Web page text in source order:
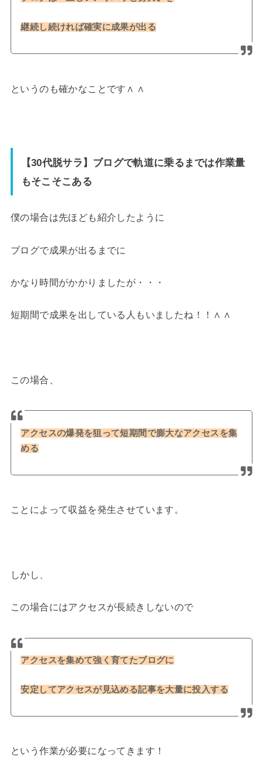
継続し続ければ確実に成果が出る
というのも確かなことです∧ ∧
【30代脱サラ】ブログで軌道に乗るまでは作業量
もそこそこある
僕の場合は先ほども紹介したように
ブログで成果が出るまでに
かなり時間がかかりましたが・・・
短期間で成果を出している人もいましたね！！∧ ∧
この場合、
アクセスの爆発を狙って短期間で膨大なアクセスを集
める
ことによって収益を発生させています。
しかし、
この場合にはアクセスが長続きしないので
アクセスを集めて強く育てたブログに
安定してアクセスが見込める記事を大量に投入する
という作業が必要になってきます！